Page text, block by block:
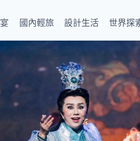
國內輕旅 設計生活 世界探